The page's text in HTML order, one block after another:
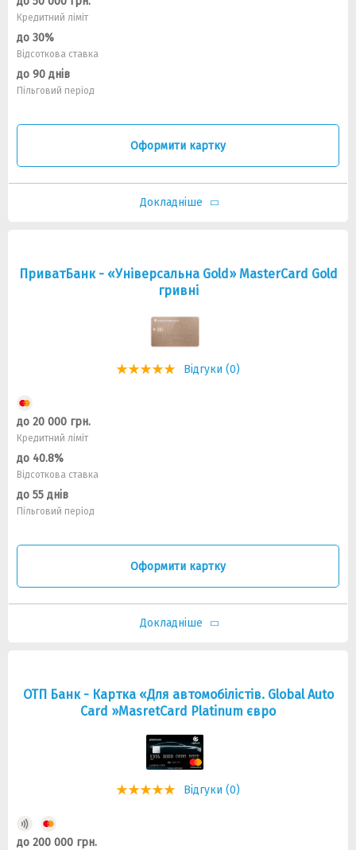
Кредитний ліміт
до 30%
Відсоткова ставка
до 90 днів
Пільговий період
Оформити картку
Докладніше
ПриватБанк - «Універсальна Gold» MasterCard Gold
гривні
Відгуки (0)
до 20 000 грн.
Кредитний ліміт
до 40.8%
Відсоткова ставка
до 55 днів
Пільговий період
Оформити картку
Докладніше
ОТП Банк - Картка «Для автомобілістів. Global Auto
Card »MasretCard Platinum євро
Відгуки (0)
до 200 000 грн.